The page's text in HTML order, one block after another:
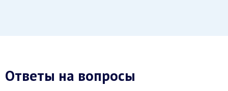
Ответы на вопросы